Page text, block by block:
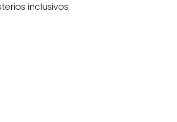
inclusivos.